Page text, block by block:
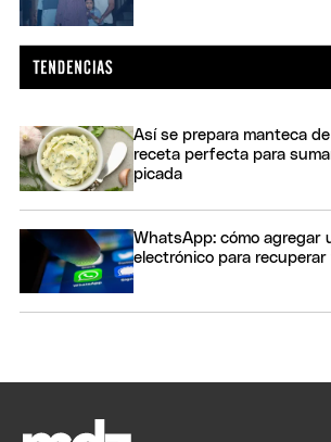
Así se prepara manteca
receta perfecta para
picada
WhatsApp: cómo agregar
electrónico para